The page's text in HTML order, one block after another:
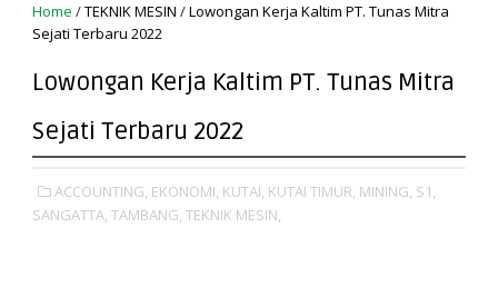
Home /TEKNIK MESIN /Lowongan Kerja Kaltim PT. Tunas Mitra
Sejati Terbaru 2022
Lowongan Kerja Kaltim PT. Tunas Mitra
Sejati Terbaru 2022
ACCOUNTING, EKONOMI, KUTAI, KUTAI TIMUR, MINING, S1,
SANGATTA, TAMBANG, TEKNIK MESIN,